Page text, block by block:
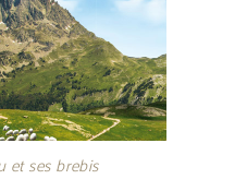
et ses brebis